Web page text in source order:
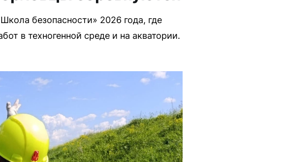
безопасности» 2026 года, где
в техногенной среде и на акватории.